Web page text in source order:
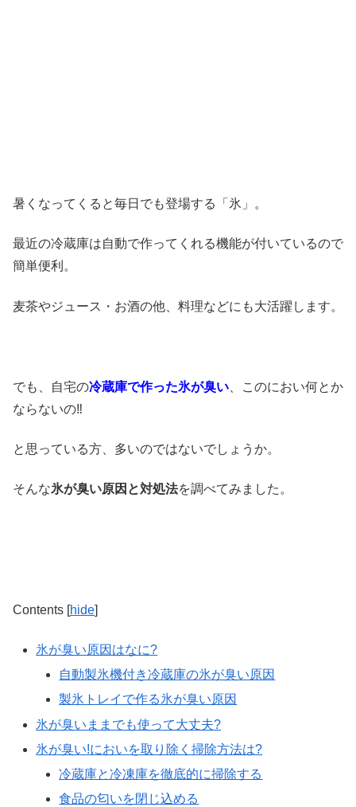
暑くなってくると毎日でも登場する「氷」。
最近の冷蔵庫は自動で作ってくれる機能が付いているので
簡単便利。
麦茶やジュース・お酒の他、料理などにも大活躍します。
でも、自宅の冷蔵庫で作った氷が臭い 、このにおい何とか
ならないの‼
と思っている方、多いのではないでしょうか。
そんな氷が臭い原因と対処法を調べてみました。
Contents [hide]
氷が臭い原因はなに?
自動製氷機付き冷蔵庫の氷が臭い原因
製氷トレイで作る氷が臭い原因
氷が臭いままでも使って大丈夫?
氷が臭い!においを取り除く掃除方法は?
冷蔵庫と冷凍庫を徹底的に掃除する
食品の匂いを閉じ込める